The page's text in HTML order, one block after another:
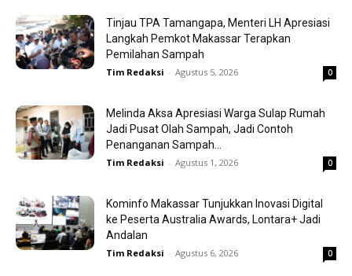
Tinjau TPA Tamangapa, Menteri LH Apresiasi
Langkah Pemkot Makassar Terapkan
Pemilahan Sampah
Tim Redaksi - Agustus 5, 2026 0
Melinda Aksa Apresiasi Warga Sulap Rumah
Jadi Pusat Olah Sampah, Jadi Contoh
Penanganan Sampah...
Tim Redaksi - Agustus 1, 2026 0
Kominfo Makassar Tunjukkan Inovasi Digital
ke Peserta Australia Awards, Lontara+ Jadi
Andalan
Tim Redaksi - Agustus 6, 2026 0